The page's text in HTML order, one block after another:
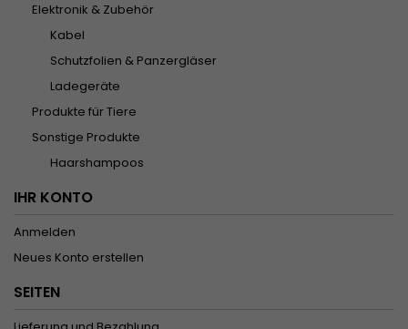
Elektronik & Zubehör
Kabel
Schutzfolien & Panzergläser
Ladegeräte
Produkte für Tiere
Sonstige Produkte
Haarshampoos
IHR KONTO
Anmelden
Neues Konto erstellen
SEITEN